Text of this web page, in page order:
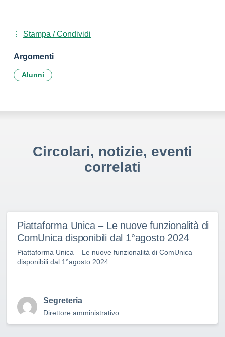
Stampa / Condividi
Argomenti
Alunni
Circolari, notizie, eventi
correlati
Piattaforma Unica – Le nuove funzionalità di
ComUnica disponibili dal 1°agosto 2024
Piattaforma Unica – Le nuove funzionalità di ComUnica
disponibili dal 1°agosto 2024
Segreteria
Direttore amministrativo